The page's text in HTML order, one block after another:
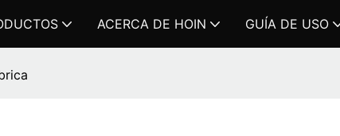
ACERCA DE HOIN GUÍA DE USO